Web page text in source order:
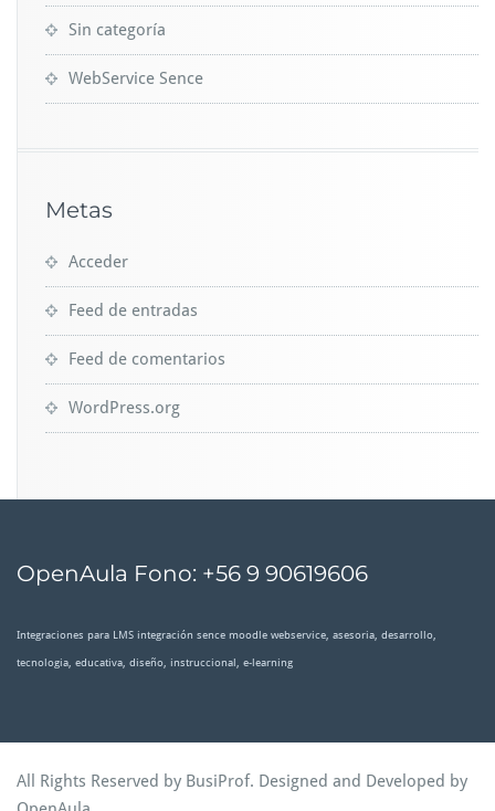
Sin categoría
WebService Sence
Metas
Acceder
Feed de entradas
Feed de comentarios
WordPress.org
OpenAula Fono: +56 9 90619606
Integraciones para LMS integración sence moodle webservice, asesoria, desarrollo,
tecnologia, educativa, diseño, instruccional, e-learning
All Rights Reserved by BusiProf. Designed and Developed by